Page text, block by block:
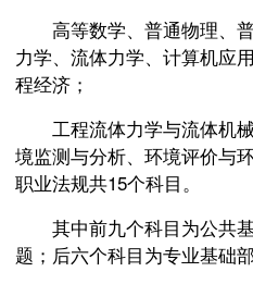
高等数学、普通物理、
力学、流体力学、计算机应
程经济；
工程流体力学与流体机
境监测与分析、环境评价与
职业法规共15个科目。
其中前九个科目为公共基
题；后六个科目为专业基础